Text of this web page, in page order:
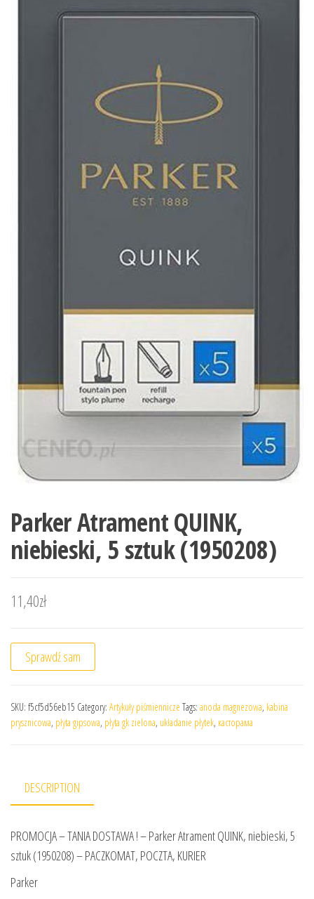
Parker Atrament QUINK,
niebieski, 5 sztuk (1950208)
11,40zł
Sprawdź sam
SKU: f5cf5d56eb15 Category: Artykuły piśmiennicze Tags: anoda magnezowa, kabina
prysznicowa, płyta gipsowa, płyta gk zielona, układanie płytek, касторама
DESCRIPTION
PROMOCJA – TANIA DOSTAWA ! – Parker Atrament QUINK, niebieski, 5
sztuk (1950208) – PACZKOMAT, POCZTA, KURIER
Parker